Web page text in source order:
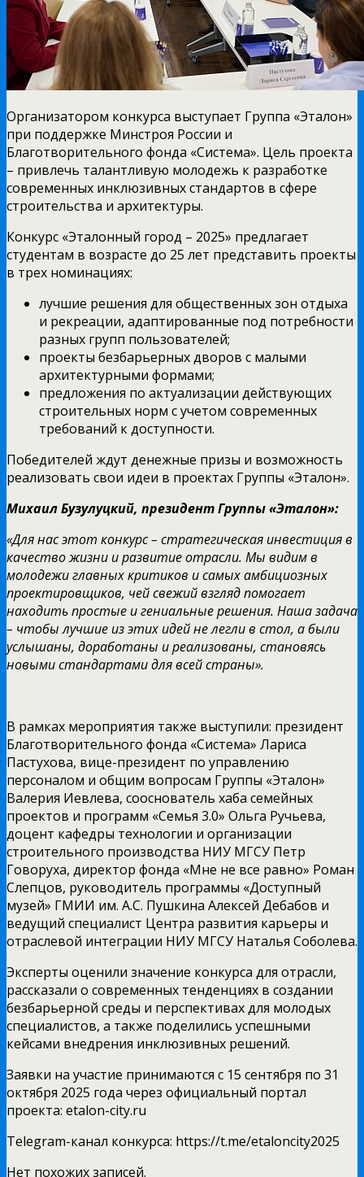
Организатором конкурса выступает Группа «Эталон»
при поддержке Минстроя России и
Благотворительного фонда «Система». Цель проекта
– привлечь талантливую молодежь к разработке
современных инклюзивных стандартов в сфере
строительства и архитектуры.
Конкурс «Эталонный город – 2025» предлагает
студентам в возрасте до 25 лет представить проекты
в трех номинациях:
лучшие решения для общественных зон отдыха
и рекреации, адаптированные под потребности
разных групп пользователей;
проекты безбарьерных дворов с малыми
архитектурными формами;
предложения по актуализации действующих
строительных норм с учетом современных
требований к доступности.
Победителей ждут денежные призы и возможность
реализовать свои идеи в проектах Группы «Эталон».
Михаил Бузулуцкий, президент Группы «Эталон»:
«Для нас этот конкурс – стратегическая инвестиция в
качество жизни и развитие отрасли. Мы видим в
молодежи главных критиков и самых амбициозных
проектировщиков, чей свежий взгляд помогает
находить простые и гениальные решения. Наша задача
– чтобы лучшие из этих идей не легли в стол, а были
услышаны, доработаны и реализованы, становясь
новыми стандартами для всей страны».
В рамках мероприятия также выступили: президент
Благотворительного фонда «Система» Лариса
Пастухова, вице-президент по управлению
персоналом и общим вопросам Группы «Эталон»
Валерия Иевлева, сооснователь хаба семейных
проектов и программ «Семья 3.0» Ольга Ручьева,
доцент кафедры технологии и организации
строительного производства НИУ МГСУ Петр
Говоруха, директор фонда «Мне не все равно» Роман
Слепцов, руководитель программы «Доступный
музей» ГМИИ им. А.С. Пушкина Алексей Дебабов и
ведущий специалист Центра развития карьеры и
отраслевой интеграции НИУ МГСУ Наталья Соболева.
Эксперты оценили значение конкурса для отрасли,
рассказали о современных тенденциях в создании
безбарьерной среды и перспективах для молодых
специалистов, а также поделились успешными
кейсами внедрения инклюзивных решений.
Заявки на участие принимаются с 15 сентября по 31
октября 2025 года через официальный портал
проекта: etalon-city.ru
Telegram-канал конкурса: https://t.me/etaloncity2025
Нет похожих записей.